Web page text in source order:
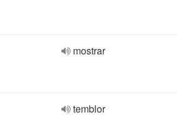
mostrar
temblor